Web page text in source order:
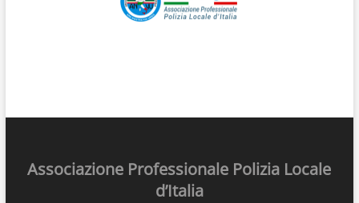
Associazione Professionale Polizia Locale
d’Italia